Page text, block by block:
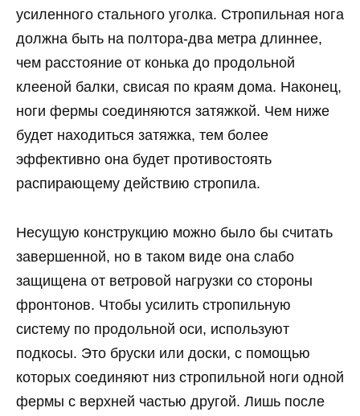
усиленного стального уголка. Стропильная нога
должна быть на полтора-два метра длиннее,
чем расстояние от конька до продольной
клееной балки, свисая по краям дома. Наконец,
ноги фермы соединяются затяжкой. Чем ниже
будет находиться затяжка, тем более
эффективно она будет противостоять
распирающему действию стропила.
Несущую конструкцию можно было бы считать
завершенной, но в таком виде она слабо
защищена от ветровой нагрузки со стороны
фронтонов. Чтобы усилить стропильную
систему по продольной оси, используют
подкосы. Это бруски или доски, с помощью
которых соединяют низ стропильной ноги одной
фермы с верхней частью другой. Лишь после